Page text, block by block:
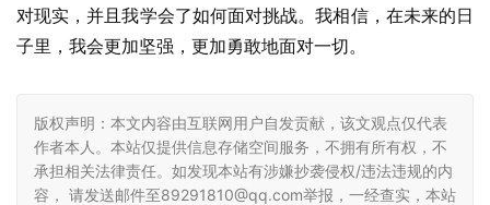
对现实，并且我学会了如何面对挑战。我相信，在未来的日
子里，我会更加坚强，更加勇敢地面对一切。
版权声明：本文内容由互联网用户自发贡献，该文观点仅代表
作者本人。本站仅提供信息存储空间服务，不拥有所有权，不
承担相关法律责任。如发现本站有涉嫌抄袭侵权/违法违规的内
容， 请发送邮件至89291810@qq.com举报，一经查实，本站